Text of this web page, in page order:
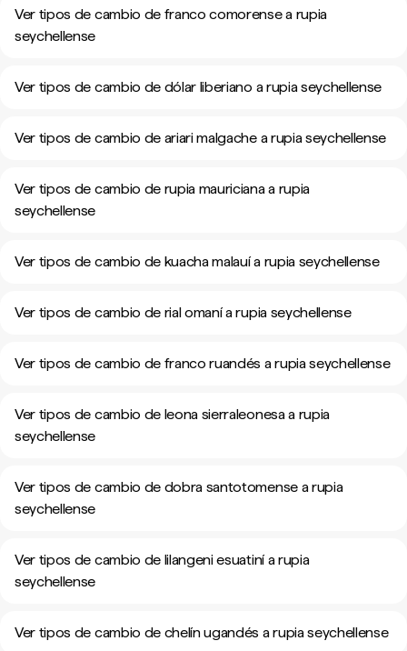
Ver tipos de cambio de franco comorense a rupia
seychellense
Ver tipos de cambio de dólar liberiano a rupia seychellense
Ver tipos de cambio de ariari malgache a rupia seychellense
Ver tipos de cambio de rupia mauriciana a rupia
seychellense
Ver tipos de cambio de kuacha malauí a rupia seychellense
Ver tipos de cambio de rial omaní a rupia seychellense
Ver tipos de cambio de franco ruandés a rupia seychellense
Ver tipos de cambio de leona sierraleonesa a rupia
seychellense
Ver tipos de cambio de dobra santotomense a rupia
seychellense
Ver tipos de cambio de lilangeni esuatiní a rupia
seychellense
Ver tipos de cambio de chelín ugandés a rupia seychellense